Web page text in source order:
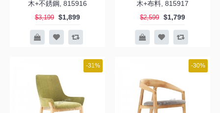
木+不銹鋼, 815916
$3,199 $1,899
木+布料, 815917
$2,599 $1,799
-31% -30%